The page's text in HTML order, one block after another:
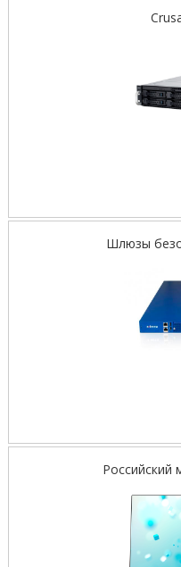
Шлюзы
Российский